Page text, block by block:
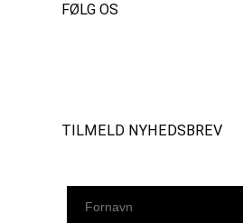
FØLG OS
TILMELD NYHEDSBREV